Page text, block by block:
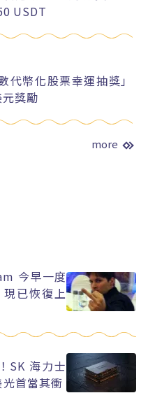
USDT
代幣化股票幸運抽獎」
獎勵
more
今早一度
已恢復上
SK 海力士
首當其衝